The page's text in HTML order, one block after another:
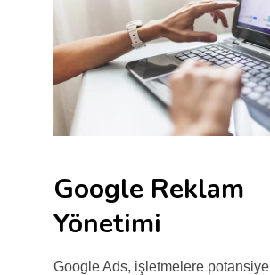
Google Reklam
Yönetimi
Google Ads, işletmelere potansiyel